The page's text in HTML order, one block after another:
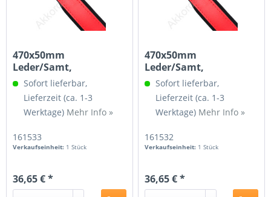
470x50mm
Leder/Samt,
Spindelgewinde 3/16,
Leder...
Sofort lieferbar,
Lieferzeit (ca. 1-3
Werktage) Mehr Info »
161533
Verkaufseinheit: 1 Stück
36,65 € *
470x50mm
Leder/Samt,
Spindelgewinde M4,
Leder...
Sofort lieferbar,
Lieferzeit (ca. 1-3
Werktage) Mehr Info »
161532
Verkaufseinheit: 1 Stück
36,65 € *